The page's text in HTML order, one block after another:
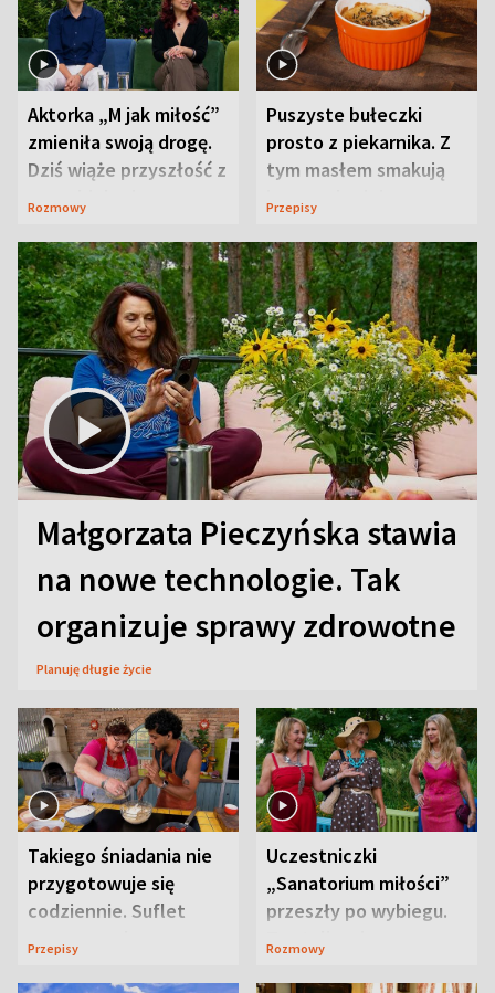
Aktorka „M jak miłość”
zmieniła swoją drogę.
Dziś wiąże przyszłość z
neurobiologią
Rozmowy
Puszyste bułeczki
prosto z piekarnika. Z
tym masłem smakują
jeszcze lepiej
Przepisy
Małgorzata Pieczyńska stawia
na nowe technologie. Tak
organizuje sprawy zdrowotne
Planuję długie życie
Takiego śniadania nie
przygotowuje się
codziennie. Suflet
serowy zachwyca
Przepisy
Uczestniczki
„Sanatorium miłości”
przeszły po wybiegu.
Te stylizacje
Rozmowy